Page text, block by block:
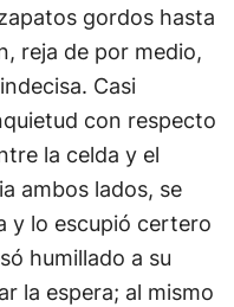
gordos hasta
reja de por medio,
Casi
con respecto
la celda y el
ambos lados, se
y lo escupió certero
humillado a su
la espera; al mismo